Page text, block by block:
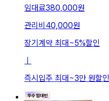
임대료380,000원
관리비 40,000원
장기계약 최대~5%할인
ㅣ
즉시입주 최대~3만 원할인